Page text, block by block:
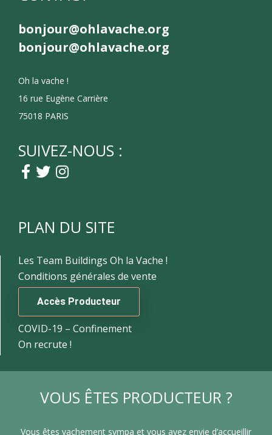
bonjour@ohlavache.org
bonjour@ohlavache.org
Oh la vache !
16 rue Eugène Carrière
75018 PARIS
SUIVEZ-NOUS :
PLAN DU SITE
Les Team Buildings Oh la Vache !
Conditions générales de vente
Accès Producteur
COVID-19 – Confinement
On recrute !
VOUS ÊTES PRODUCTEUR ?
Vous êtes vachement sympa et vous avez envie d’accueillir